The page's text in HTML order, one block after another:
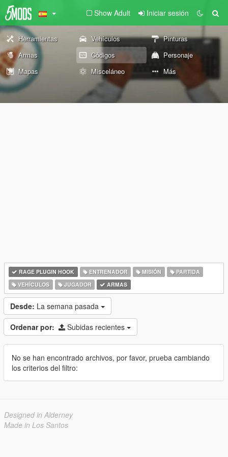
Show Adult Iniciar sesión
Herramientas Vehículos
Pinturas
Armas
Códigos
Personaje
Mapas
Misceláneo Más
RAGE PLUGIN HOOK ENTRENADOR MISIÓN
PARTIDA
VEHÍCULOS
JUGADOR ARMAS
Desde: La semana pasada
Ordenar por: Subidas recientes
No se han encontrado archivos, por favor, prueba cambiando
los criterios del filtro:
Designed in Alderney
Made in Los Santos